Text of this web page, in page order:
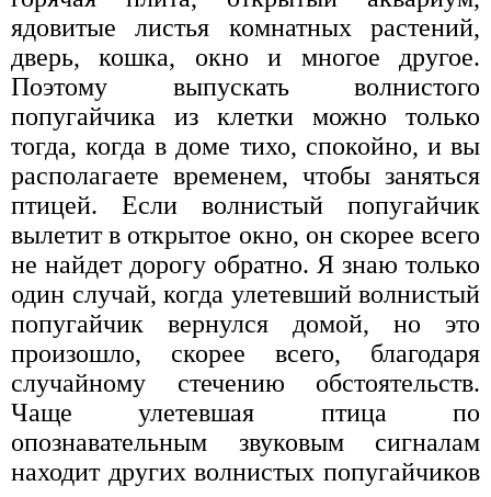
ядовитые листья комнатных растений,
дверь, кошка, окно и многое другое.
Поэтому выпускать волнистого
попугайчика из клетки можно только
тогда, когда в доме тихо, спокойно, и вы
располагаете временем, чтобы заняться
птицей. Если волнистый попугайчик
вылетит в открытое окно, он скорее всего
не найдет дорогу обратно. Я знаю только
один случай, когда улетевший волнистый
попугайчик вернулся домой, но это
произошло, скорее всего, благодаря
случайному стечению обстоятельств.
Чаще улетевшая птица по
опознавательным звуковым сигналам
находит других волнистых попугайчиков